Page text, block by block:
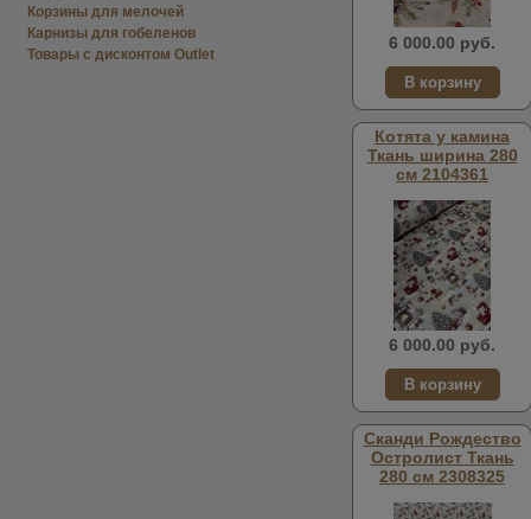
Корзины для мелочей
Карнизы для гобеленов
Товары с дисконтом Outlet
6 000.00 руб.
Котята у камина
Ткань ширина 280
см 2104361
6 000.00 руб.
Сканди Рождество
Остролист Ткань
280 см 2308325